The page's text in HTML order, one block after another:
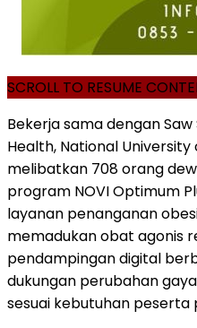
SCROLL TO RESUME
Bekerja sama dengan
Health, National University
melibatkan 708 orang
program NOVI Optimum
layanan penanganan
memadukan obat agonis
pendampingan digital
dukungan perubahan
sesuai kebutuhan peserta